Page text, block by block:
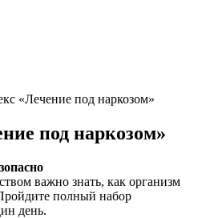
«Лечение под наркозом»
под наркозом»
важно знать, как организм
полный набор
день.